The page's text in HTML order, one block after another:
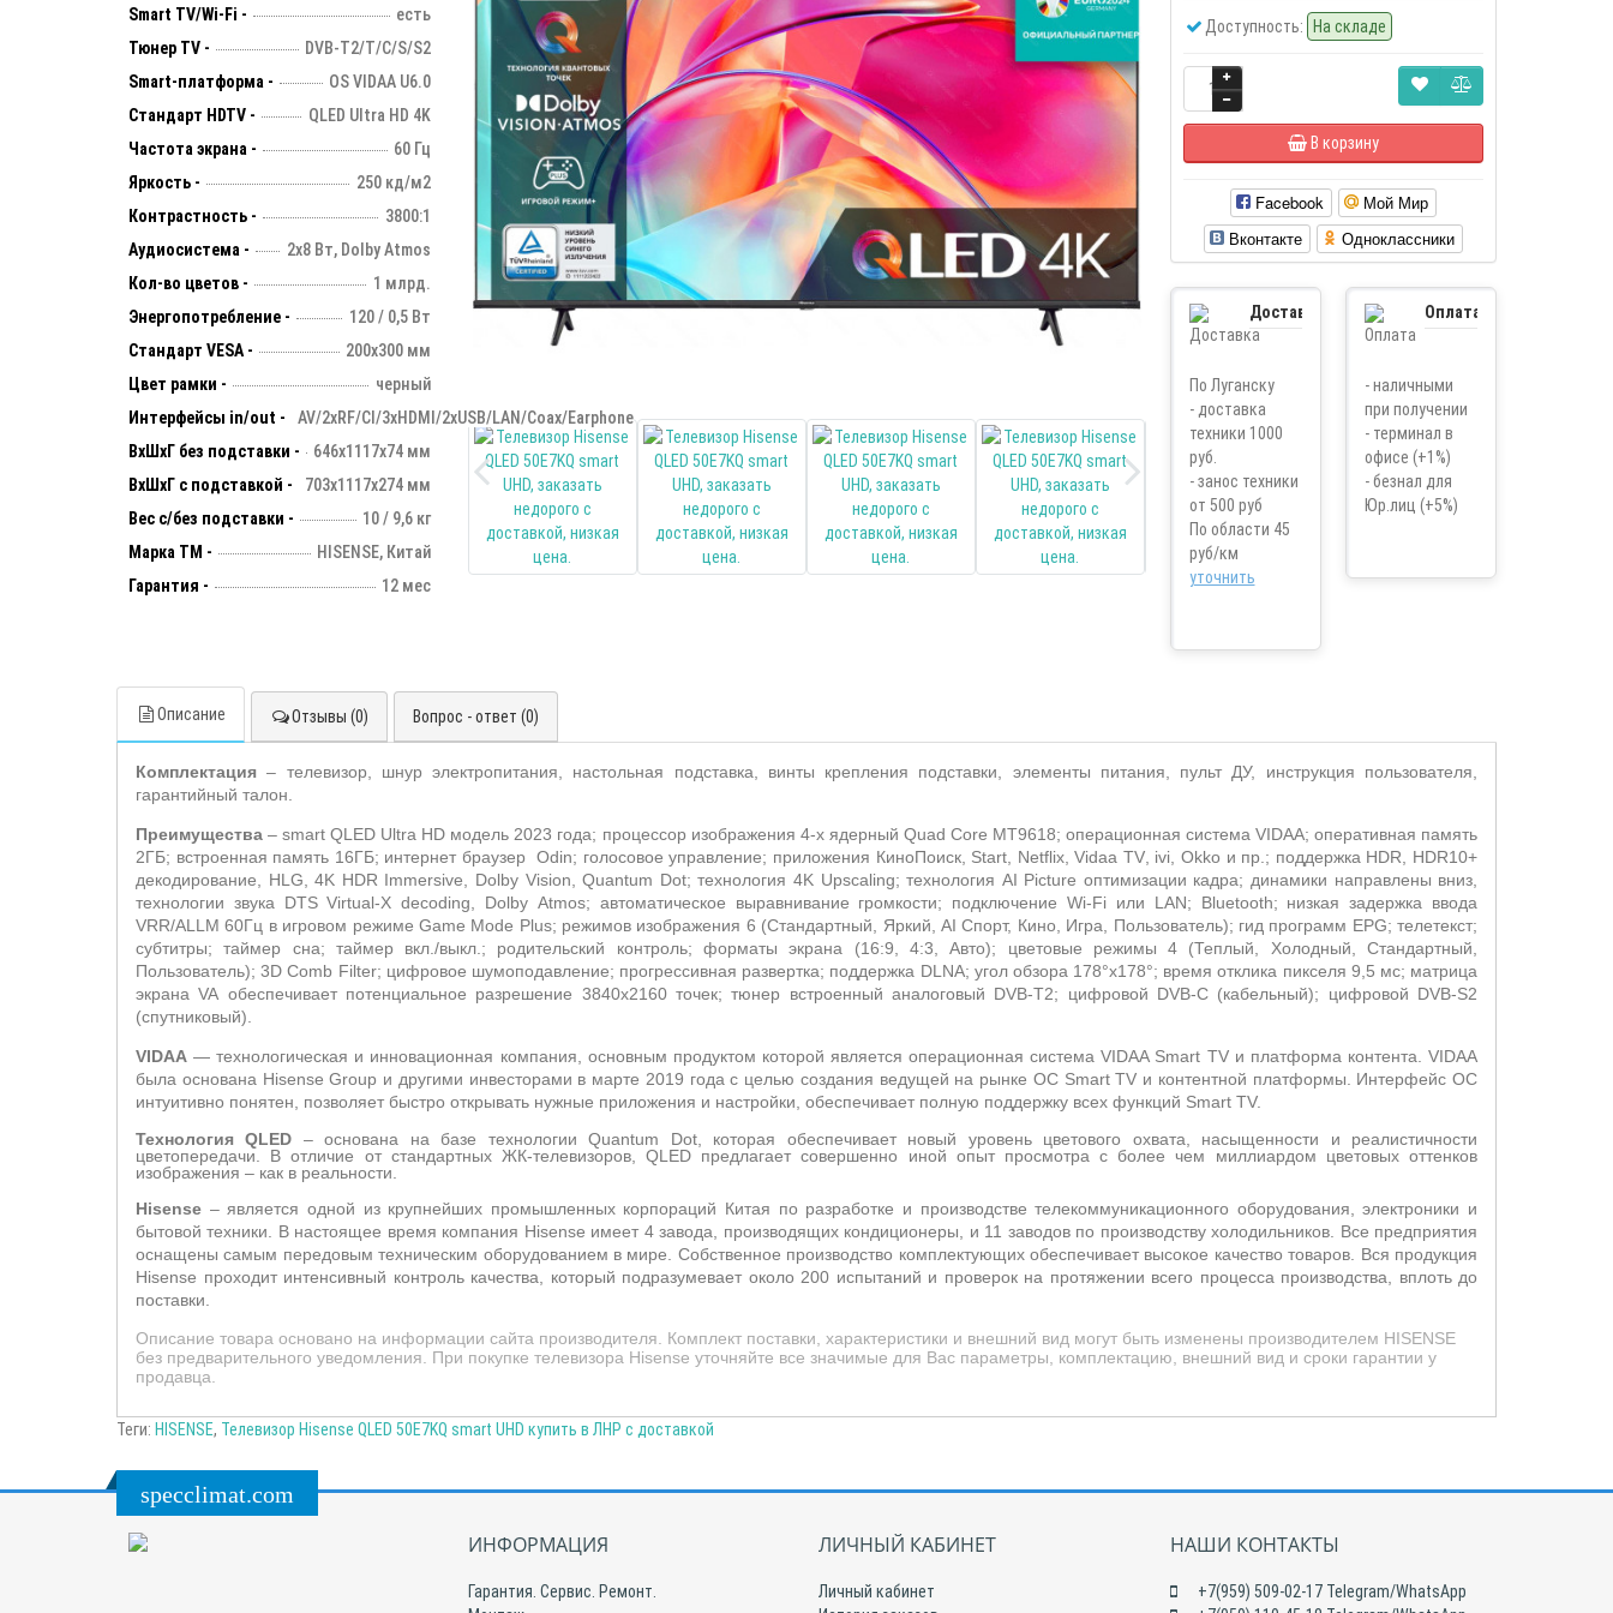
Smart TV/Wi-Fi -
есть
Тюнер TV -
DVB-T2/T/C/S/S2
Smart-платформа -
OS VIDAA U6.0
Стандарт HDTV -
QLED Ultra HD 4K
Частота экрана -
60 Гц
Яркость -
250 кд/м2
Контрастность -
3800:1
Аудиосистема -
2х8 Вт, Dolby Atmos
Кол-во цветов -
1 млрд.
Энергопотребление -
120 / 0,5 Вт
Стандарт VESA -
200х300 мм
Цвет рамки -
черный
Интерфейсы in/out -
AV/2хRF/CI/3xHDMI/2xUSB/LAN/Coax/Earphone
ВхШхГ без подставки -
646х1117х74 мм
ВхШхГ с подставкой -
703x1117x274 мм
Вес с/без подставки -
10 / 9,6 кг
Марка ТМ -
HISENSE, Китай
Гарантия -
12 мес
Доступность: На складе
В корзину
Facebook
Мой Мир
Вконтакте
Одноклассники
Доставка
По Луганску
- доставка
техники 1000
руб.
- занос техники
от 500 руб
По области 45
руб/км
уточнить
Оплата
- наличными
при получении
- терминал в
офисе (+1%)
- безнал для
Юр.лиц (+5%)
Описание Отзывы (0) Вопрос - ответ (0)
Комплектация– телевизор, шнур электропитания, настольная подставка, винты крепления подставки, элементы питания, пульт ДУ, инструкция пользователя,
гарантийный талон.
Преимущества–smart QLED Ultra HD модель 2023 года; процессор изображения 4-х ядерный Quad Core MT9618; операционная системаVIDAA; оперативная память
2ГБ; встроенная память 16ГБ; интернет браузерOdin; голосовое управление; приложения КиноПоиск, Start Netflix,Vidaa TV, ivi ,Okko и пр.; поддержка HDR HDR10+
декодирование, HLG , 4K HDR Immersive Dolby Vision ,Quantum Dot; технология 4K Upscaling; технология AI Picture оптимизации кадра; динамики направлены вниз,
технологии звука DTS Virtual-X decoding Dolby Atmos; автоматическое выравнивание громкости; подключение Wi-Fi или LAN; Bluetooth; низкая задержка ввода
VRR/ALLM 60Гц в игровом режиме Game Mode Plus; режимов изображения 6 (Стандартный, Яркий, AI Спорт, Кино, Игра, Пользователь); гид программ EPG; телетекст;
субтитры; таймер сна; таймер вкл./выкл.; родительский контроль; форматы экрана (16:9, 4:3, Авто); цветовые режимы 4 (Теплый, Холодный, Стандартный,
Пользователь); 3D Comb Filter; цифровое шумоподавление; прогрессивная развертка; поддержка DLNA; угол обзора 178°х178°; время отклика пикселя 9,5 мс; матрица
экрана VA обеспечивает потенциальное разрешение 3840x2160 точек; тюнер встроенный аналоговый DVB-T2; цифровой DVB-C (кабельный); цифровой DVB-S2
(спутниковый).
VIDAA —технологическая и инновационная компания, основным продуктом которой является операционная система VIDAA Smart TV и платформа контента . VIDAA
была основана Hisense Group и другими инвесторами в марте 2019 года с целью создания ведущей на рынке ОС Smart TV и контентной платформы. Интерфейс ОС
интуитивно понятен, позволяет быстро открывать нужные приложения и настройки, обеспечивает полную поддержку всех функций Smart TV.
ТехнологияQLED – основана на базе технологииQuantum Dot, которая обеспечивает новый уровень цветового охвата, насыщенности и реалистичности
цветопередачи. В отличие от стандартных ЖК-телевизоров,QLED предлагает совершенно иной опыт просмотра с более чем миллиардом цветовых оттенков
изображения – как в реальности.
Hisense – является одной из крупнейших промышленных корпораций Китая по разработке и производстве телекоммуникационного оборудования, электроники и
бытовой техники. В настоящее время компания Hisense имеет 4 завода, производящих кондиционеры, и 11 заводов по производству холодильников. Все предприятия
оснащены самым передовым техническим оборудованием в мире. Собственное производство комплектующих обеспечивает высокое качество товаров. Вся продукция
Hisense проходит интенсивный контроль качества, который подразумевает около 200 испытаний и проверок на протяжении всего процесса производства, вплоть до
поставки.
Описание товара основано на информации сайта производителя. Комплект поставки, характеристики и внешний вид могут быть изменены производителем HISENSE
без предварительного уведомления. При покупке телевизора Hisense уточняйте все значимые для Вас параметры, комплектацию, внешний вид и сроки гарантии у
продавца.
Теги: HISENSE, Телевизор Hisense QLED 50E7KQ smart UHD купить в ЛНР с доставкой
specclimat.com
ИНФОРМАЦИЯ
Гарантия. Сервис. Ремонт.
ЛИЧНЫЙ КАБИНЕТ
Личный кабинет
НАШИ КОНТАКТЫ
+7(959) 509-02-17 Telegram/WhatsApp